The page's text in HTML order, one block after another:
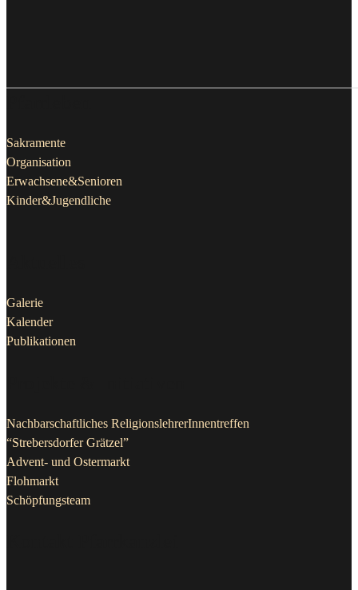
Sakramente
Organisation
Erwachsene&Senioren
Kinder&Jugendliche
Galerie
Kalender
Publikationen
Nachbarschaftliches ReligionslehrerInnentreffen
“Strebersdorfer Grätzel”
Advent- und Ostermarkt
Flohmarkt
Schöpfungsteam